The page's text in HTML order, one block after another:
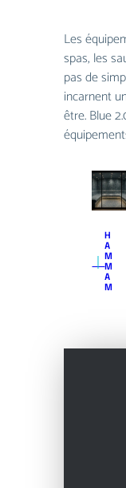
Les
spas, les
pas de
incarnent
être. Blue
｜
H
A
M
M
A
M